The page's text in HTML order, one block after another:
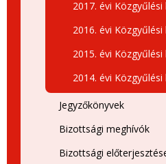
2017. évi
2016. évi
2015. évi
2014. évi
Jegyzőkönyvek
Bizottsági meghívók
Bizottsági